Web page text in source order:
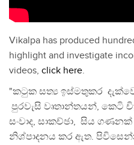
Vikalpa has produced
highlight and investigate
videos, click here.
"කටුක සත්‍ය ඉස්මතුකර
පුරවැසි වෘතාන්තයන්, කෙටි
සංවාද, සාකච්ඡා, සිය
නිශ්පාදනය කර ඇත.